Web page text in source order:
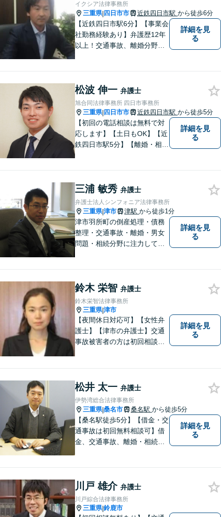
ください
イクシア法律事務所
三重県| 四日市市 近鉄四日市駅 から徒歩6分
【近鉄四日市駅6分】【事業会
社勤務経験あり】弁護歴12年
以上！交通事故、離婚分野に
す。明瞭会計を心がけていま
す。まずはお気軽にご相談
を！
詳細を見
る
松波 伸一 弁護士
旭合同法律事務所 四日市事務所
三重県| 四日市市 近鉄四日市駅 から徒歩5分
【初回の電話相談は無料で対
応します】【土日もOK】【近
鉄四日市駅5分】【離婚・相続
刑事事件全般】双方ともに納
得する解決を目指します【交
通事故】示談金の増額に向け
尽力
詳細を見
る
三浦 敏秀 弁護士
弁護士法人シンフォニア法律事務所
三重県|津市 津駅 から徒歩1分
津市羽所町の倒産処理・債務
整理・交通事故・離婚・男女
問題・相続分野に注力してい
相談は初回無料】【夜間予約
可能】
詳細を見
る
鈴木 栄智 弁護士
鈴木栄智法律事務所
三重県|津市
【夜間休日対応可】【女性弁
護士】【津市の弁護士】交通
事故被害者の方は初回相談無
詳細を見
る
松井 太一 弁護士
伊勢湾総合法律事務所
三重県|桑名市 桑名駅 から徒歩5分
【桑名駅徒歩5分】【借金・交
通事故は初回無料相談可】借
金、交通事故、離婚・相続、
ます。地域密着型の法律事務
所です。お気軽にどうぞ【弁
護士費用特約保険・法テラス
詳細を見
る
川戸 雄介 弁護士
川戸綜合法律事務所
三重県|鈴鹿市